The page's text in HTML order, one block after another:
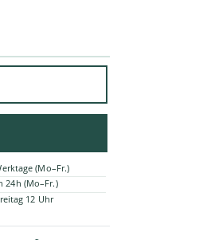
(Mo–Fr.)
24h (Mo–Fr.)
12 Uhr